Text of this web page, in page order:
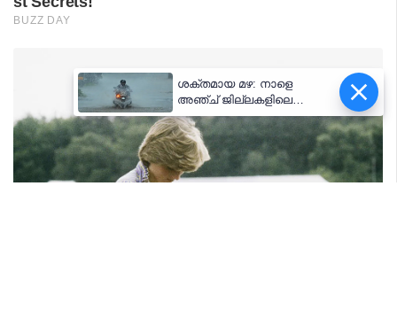
ശക്തമായ മഴ: നാളെ
അഞ്ച് ജില്ലകളിലെ
വിദ്യാഭ്യാസ
സ്ഥാപനങ്ങൾക്ക് അവധി